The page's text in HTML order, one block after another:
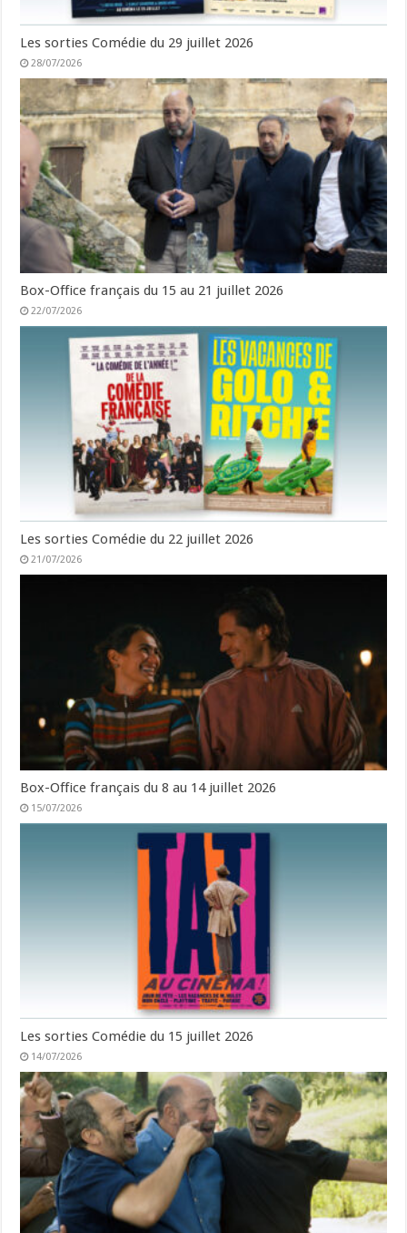
Les sorties Comédie du 29 juillet 2026
28/07/2026
Box-Office français du 15 au 21 juillet 2026
22/07/2026
Les sorties Comédie du 22 juillet 2026
21/07/2026
Box-Office français du 8 au 14 juillet 2026
15/07/2026
Les sorties Comédie du 15 juillet 2026
14/07/2026